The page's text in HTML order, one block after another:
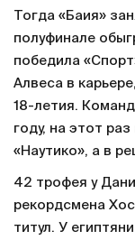
Тогда «Баия»
полуфинале
победила
Алвеса в
18-летия.
году, на этот
«Наутико», а в
42 трофея у
рекордсмена
титул. У